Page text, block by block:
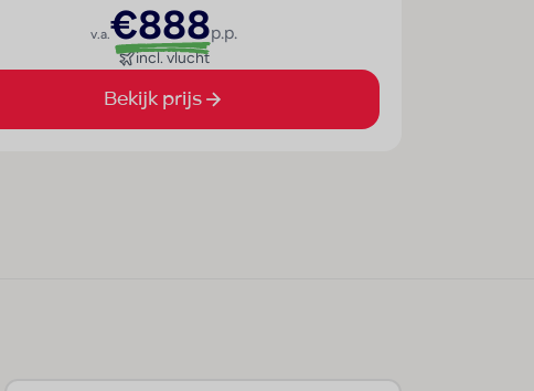
v.a.€888p.p.
incl. vlucht
Bekijk prijs